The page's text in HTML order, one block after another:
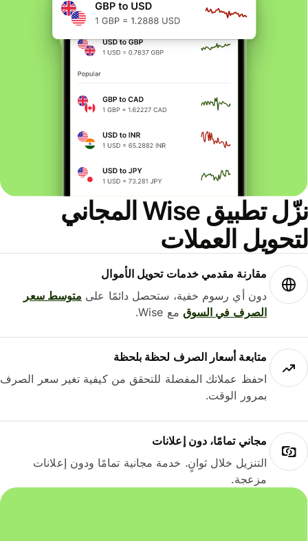
نزّل تطبيق Wise المجاني
العملات
مقارنة مقدمي خدمات تحويل الأموال
دون أي رسوم خفية، ستحصل دائمًا علىمتوسط ​​سعر
الصرف في السوقمع Wise.
متابعة أسعار الصرف لحظة بلحظة
احفظ عملاتك المفضلة للتحقق من كيفية تغير سعر الصرف
بمرور الوقت.
مجاني تمامًا، دون إعلانات
التنزيل خلال ثوانٍ. خدمة مجانية تمامًا ودون إعلانات
مزعجة.